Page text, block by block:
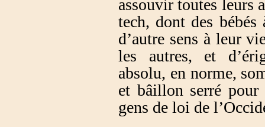
assouvir toutes leurs
tech, dont des
d’autre sens à leur
les autres, et
absolu, en norme,
et bâillon serré pour
gens de loi de